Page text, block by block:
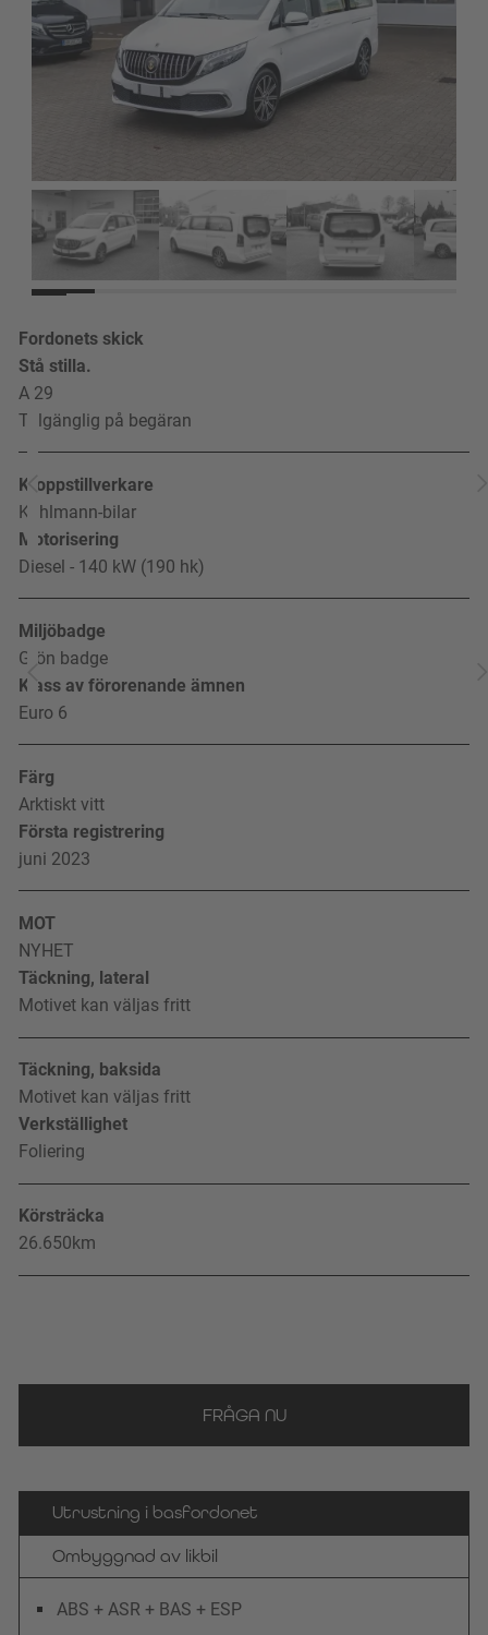
Fordonets skick
Stå stilla.
A 29
Tillgänglig på begäran
Kroppstillverkare
Kuhlmann-bilar
Motorisering
Diesel - 140 kW (190 hk)
Miljöbadge
Grön badge
Klass av förorenande ämnen
Euro 6
Färg
Arktiskt vitt
Första registrering
juni 2023
MOT
NYHET
Täckning, lateral
Motivet kan väljas fritt
Täckning, baksida
Motivet kan väljas fritt
Verkställighet
Foliering
Körsträcka
26.650km
FRÅGA NU
Utrustning i basfordonet
Ombyggnad av likbil
ABS + ASR + BAS + ESP